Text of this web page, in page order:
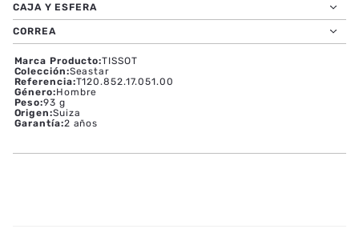
CAJA Y ESFERA
CORREA
Marca Producto:TISSOT
Colección:Seastar
Referencia:T120.852.17.051.00
Género:Hombre
Peso:93 g
Origen:Suiza
Garantía:2 años